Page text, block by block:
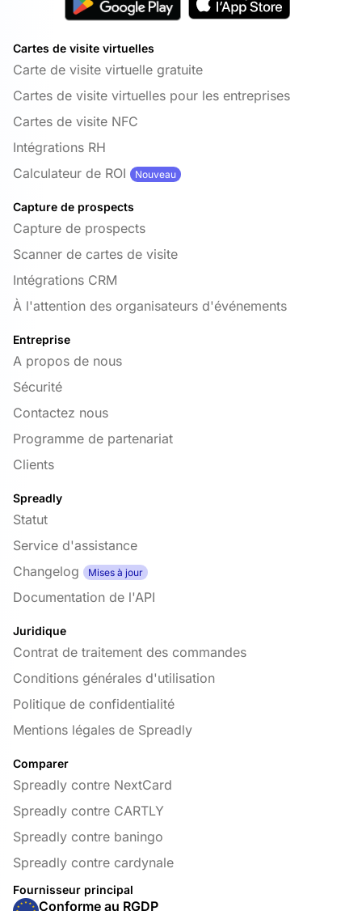
Cartes de visite virtuelles
Carte de visite virtuelle gratuite
Cartes de visite virtuelles pour les entreprises
Cartes de visite NFC
Intégrations RH
Calculateur de ROI
Nouveau
Capture de prospects
Capture de prospects
Scanner de cartes de visite
Intégrations CRM
À l'attention des organisateurs d'événements
Entreprise
A propos de nous
Sécurité
Contactez nous
Programme de partenariat
Clients
Spreadly
Statut
Service d'assistance
Changelog
Mises à jour
Documentation de l'API
Juridique
Contrat de traitement des commandes
Conditions générales d'utilisation
Politique de confidentialité
Mentions légales de Spreadly
Comparer
Spreadly contre NextCard
Spreadly contre CARTLY
Spreadly contre baningo
Spreadly contre cardynale
Fournisseur principal
Conforme au RGDP